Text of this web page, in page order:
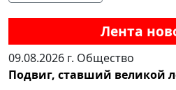
Лента
09.08.2026 г. Общество
Подвиг, ставший великой